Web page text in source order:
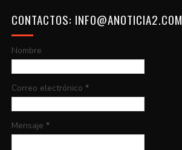
CONTACTOS: INFO@ANOTICIA2.COM
Nombre
Correo electrónico *
Mensaje *